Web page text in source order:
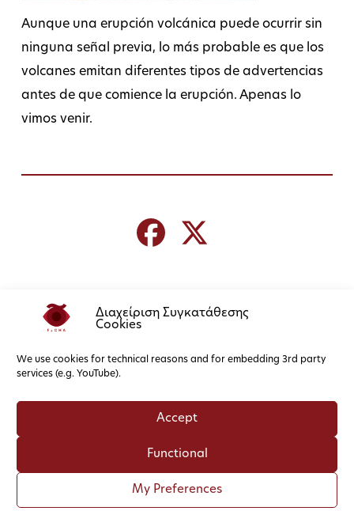
Διαχείριση Συγκατάθεσης
Cookies
We use cookies for technical reasons and for embedding 3rd party
services (e.g. YouTube).
Accept
Functional
My Preferences
Aunque una erupción volcánica puede ocurrir sin
ninguna señal previa, lo más probable es que los
volcanes emitan diferentes tipos de advertencias
antes de que comience la erupción. Apenas lo
vimos venir.
Cookies Privacy Policy